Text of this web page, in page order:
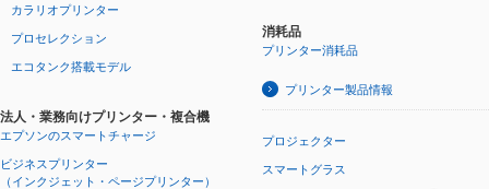
カラリオプリンター
プロセレクション
エコタンク搭載モデル
法人・業務向けプリンター・複合機
エプソンのスマートチャージ
ビジネスプリンター
（インクジェット・ページプリンター）
消耗品
プリンター消耗品
プリンター製品情報
プロジェクター
スマートグラス